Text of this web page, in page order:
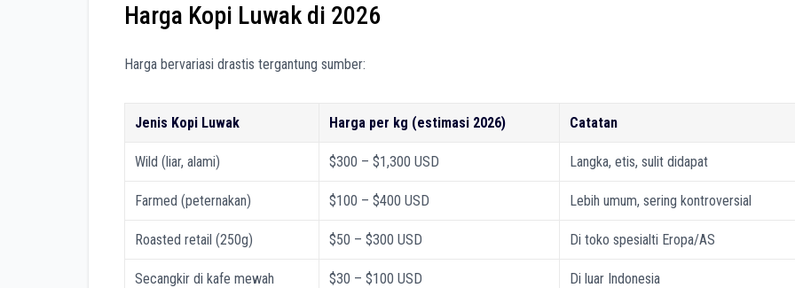
Harga Kopi Luwak di 2026
Harga bervariasi drastis tergantung sumber:
Jenis Kopi Luwak Harga per kg (estimasi 2026) Catatan
Wild (liar, alami) $300 – $1,300 USD Langka, etis, sulit didapat
Farmed (peternakan) $100 – $400 USD Lebih umum, sering kontroversial
Roasted retail (250g) $50 – $300 USD Di toko spesialti Eropa/AS
Secangkir di kafe mewah $30 – $100 USD Di luar Indonesia